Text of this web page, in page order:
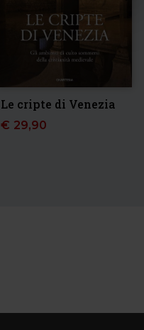
Le cripte di Venezia
€ 29,90